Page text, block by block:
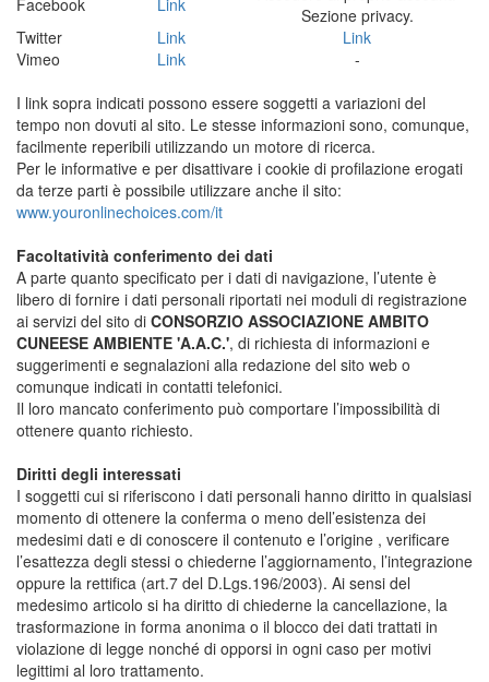
Facebook
Link
Sezione privacy.
Twitter
Link
Link
Vimeo
Link
-
I link sopra indicati possono essere soggetti a variazioni del
tempo non dovuti al sito. Le stesse informazioni sono, comunque,
facilmente reperibili utilizzando un motore di ricerca.
Per le informative e per disattivare i cookie di profilazione erogati
da terze parti è possibile utilizzare anche il sito:
www.youronlinechoices.com/it
Facoltatività conferimento dei dati
A parte quanto specificato per i dati di navigazione, l’utente è
libero di fornire i dati personali riportati nei moduli di registrazione
ai servizi del sito di CONSORZIO ASSOCIAZIONE AMBITO
CUNEESE AMBIENTE 'A.A.C.', di richiesta di informazioni e
suggerimenti e segnalazioni alla redazione del sito web o
comunque indicati in contatti telefonici.
Il loro mancato conferimento può comportare l’impossibilità di
ottenere quanto richiesto.
Diritti degli interessati
I soggetti cui si riferiscono i dati personali hanno diritto in qualsiasi
momento di ottenere la conferma o meno dell’esistenza dei
medesimi dati e di conoscere il contenuto e l’origine , verificare
l’esattezza degli stessi o chiederne l’aggiornamento, l’integrazione
oppure la rettifica (art.7 del D.Lgs.196/2003). Ai sensi del
medesimo articolo si ha diritto di chiederne la cancellazione, la
trasformazione in forma anonima o il blocco dei dati trattati in
violazione di legge nonché di opporsi in ogni caso per motivi
legittimi al loro trattamento.